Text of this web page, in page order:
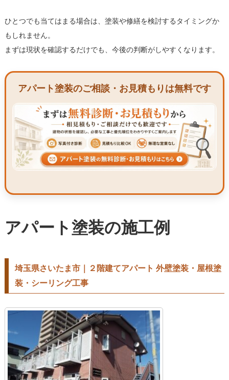
ひとつでも当てはまる場合は、塗装や修繕を検討するタイミングか
もしれません。
まずは現状を確認するだけでも、今後の判断がしやすくなります。
アパート塗装のご相談・お見積もりは無料です
アパート塗装の施工例
埼玉県さいたま市｜２階建てアパート 外壁塗装・屋根塗
装・シーリング工事